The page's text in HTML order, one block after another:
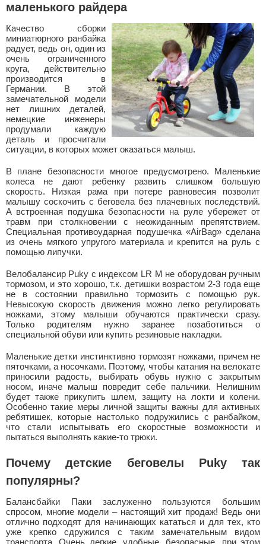
маленького райдера
Качество сборки
миниатюрного ранбайка
радует, ведь он, один из
очень ограниченного
круга, действительно
производится в
Германии. В этой
замечательной модели
нет лишних деталей,
немецкие инженеры
продумали каждую
деталь и просчитали
ситуации, в которых может оказаться малыш.
В плане безопасности многое предусмотрено. Маленькие
колеса не дают ребенку развить слишком большую
скорость. Низкая рама при потере равновесия позволит
малышу соскочить с беговела без плачевных последствий.
А встроенная подушка безопасности на руле убережет от
травм при столкновении с неожиданным препятствием.
Специальная противоударная подушечка «AirBag» сделана
из очень мягкого упругого материала и крепится на руль с
помощью липучки.
Велобалансир Puky с индексом LR M не оборудован ручным
тормозом, и это хорошо, т.к. детишки возрастом 2-3 года еще
не в состоянии правильно тормозить с помощью рук.
Невысокую скорость движения можно легко регулировать
ножками, этому малыши обучаются практически сразу.
Только родителям нужно заранее позаботиться о
специальной обуви или купить резиновые накладки.
Маленькие детки инстинктивно тормозят ножками, причем не
пяточками, а носочками. Поэтому, чтобы катания на велокате
приносили радость, выбирать обувь нужно с закрытым
носом, иначе малыш повредит себе пальчики. Нелишним
будет также прикупить шлем, защиту на локти и колени.
Особенно такие меры личной защиты важны для активных
ребятишек, которые настолько подружились с ранбайком,
что стали испытывать его скоростные возможности и
пытаться выполнять какие-то трюки.
Почему детские беговелы Puky так
популярны?
Балансбайки Паки заслуженно пользуются большим
спросом, многие модели – настоящий хит продаж! Ведь они
отлично подходят для начинающих кататься и для тех, кто
уже крепко сдружился с таким замечательным видом
транспорта. Очень легкие, удобные, безопасные, при этом